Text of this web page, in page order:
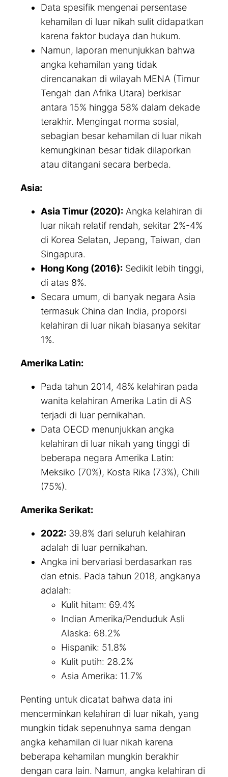
Data spesifik mengenai persentase
kehamilan di luar nikah sulit didapatkan
karena faktor budaya dan hukum.
Namun, laporan menunjukkan bahwa
angka kehamilan yang tidak
direncanakan di wilayah MENA (Timur
Tengah dan Afrika Utara) berkisar
antara 15% hingga 58% dalam dekade
terakhir. Mengingat norma sosial,
sebagian besar kehamilan di luar nikah
kemungkinan besar tidak dilaporkan
atau ditangani secara berbeda.
Asia:
Asia Timur (2020): Angka kelahiran di
luar nikah relatif rendah, sekitar 2%-4%
di Korea Selatan, Jepang, Taiwan, dan
Singapura.
Hong Kong (2016): Sedikit lebih tinggi,
di atas 8%.
Secara umum, di banyak negara Asia
termasuk China dan India, proporsi
kelahiran di luar nikah biasanya sekitar
1%.
Amerika Latin:
Pada tahun 2014, 48% kelahiran pada
wanita kelahiran Amerika Latin di AS
terjadi di luar pernikahan.
Data OECD menunjukkan angka
kelahiran di luar nikah yang tinggi di
beberapa negara Amerika Latin:
Meksiko (70%), Kosta Rika (73%), Chili
(75%).
Amerika Serikat:
2022: 39.8% dari seluruh kelahiran
adalah di luar pernikahan.
Angka ini bervariasi berdasarkan ras
dan etnis. Pada tahun 2018, angkanya
adalah:
Kulit hitam: 69.4%
Indian Amerika/Penduduk Asli
Alaska: 68.2%
Hispanik: 51.8%
Kulit putih: 28.2%
Asia Amerika: 11.7%
Penting untuk dicatat bahwa data ini
mencerminkan kelahiran di luar nikah, yang
mungkin tidak sepenuhnya sama dengan
angka kehamilan di luar nikah karena
beberapa kehamilan mungkin berakhir
dengan cara lain. Namun, angka kelahiran di